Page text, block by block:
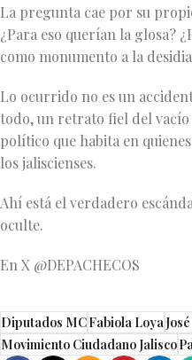
La pregunta cae por su
¿Para eso querían la glosa?
como monumento a la
Lo ocurrido no es un
todo, un retrato fiel del
político que habita en
los jaliscienses.
Ahí está el verdadero
oculte.
En X @DEPACHECOS
Diputados MCFabiola Loya
Movimiento Ciudadano Jalisco